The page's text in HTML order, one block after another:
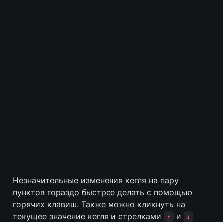
Незначительные изменения кегля на пару
пунктов гораздо быстрее делать с помощью
горячих клавиш. Также можно кликнуть на
текущее значение кегля и стрелками
↑ и ↓